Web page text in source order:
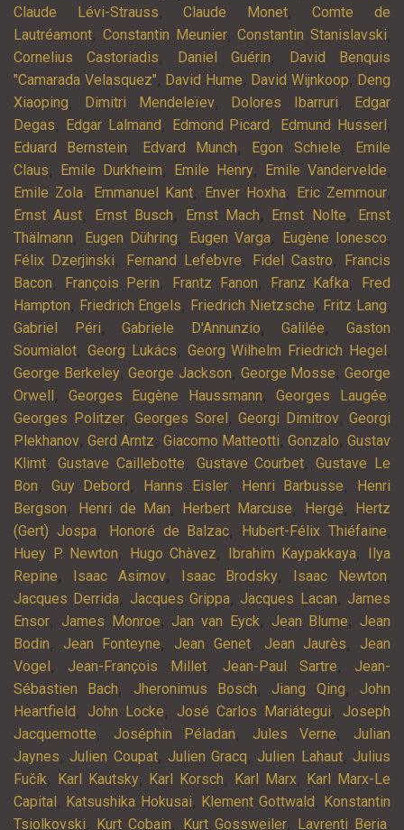
Claude Lévi-Strauss,Claude Monet,Comte de
Lautréamont, Constantin Meunier,Constantin Stanislavski,
Cornelius Castoriadis, Daniel Guérin,
David Benquis
"Camarada Velasquez", David Hume, David Wijnkoop, Deng
Xiaoping, Dimitri Mendeleïev, Dolores Ibarruri,
Edgar
Degas, Edgar Lalmand , Edmond Picard , Edmund Husserl ,
Eduard Bernstein, Edvard Munch, Egon Schiele,
Emile
Claus, Emile Durkheim, Emile Henry, Emile Vandervelde,
Emile Zola, Emmanuel Kant, Enver Hoxha, Eric Zemmour,
Ernst Aust, Ernst Busch, Ernst Mach, Ernst Nolte,
Ernst
Thälmann, Eugen Dühring, Eugen Varga, Eugène Ionesco,
Félix Dzerjinski, Fernand Lefebvre, Fidel Castro,
Francis
Bacon, François Perin, Frantz Fanon, Franz Kafka,
Fred
Hampton, Friedrich Engels, Friedrich Nietzsche, Fritz Lang,
Gabriel Péri,Gabriele D'Annunzio,Galilée,Gaston
Soumialot, Georg Lukács, Georg Wilhelm Friedrich Hegel ,
George Berkeley,George Jackson, George Mosse,George
Orwell , Georges Eugène Haussmann,Georges Laugée,
Georges Politzer, Georges Sorel , Georgi Dimitrov, Georgi
Plekhanov,Gerd Arntz, Giacomo Matteotti, Gonzalo,Gustav
Klimt, Gustave Caillebotte, Gustave Courbet,Gustave Le
Bon, Guy Debord , Hanns Eisler, Henri Barbusse,
Henri
Bergson, Henri de Man, Herbert Marcuse, Hergé,
Hertz
(Gert) Jospa, Honoré de Balzac, Hubert-Félix Thiéfaine,
Huey P. Newton, Hugo Chàvez, Ibrahim Kaypakkaya,
Ilya
Repine, Isaac Asimov, Isaac Brodsky, Isaac Newton,
Jacques Derrida, Jacques Grippa, Jacques Lacan, James
Ensor, James Monroe, Jan van Eyck, Jean Blume, Jean
Bodin, Jean Fonteyne, Jean Genet, Jean Jaurès, Jean
Vogel , Jean-François Millet, Jean-Paul Sartre, Jean-
Sébastien Bach, Jheronimus Bosch, Jiang Qing, John
Heartfield , John Locke, José Carlos Mariátegui, Joseph
Jacquemotte, Joséphin Péladan, Jules Verne, Julian
Jaynes, Julien Coupat, Julien Gracq, Julien Lahaut, Julius
Fučík, Karl Kautsky, Karl Korsch, Karl Marx, Karl Marx-Le
Capital , Katsushika Hokusai, Klement Gottwald , Konstantin
Tsiolkovski, Kurt Cobain, Kurt Gossweiler, Lavrenti Beria,